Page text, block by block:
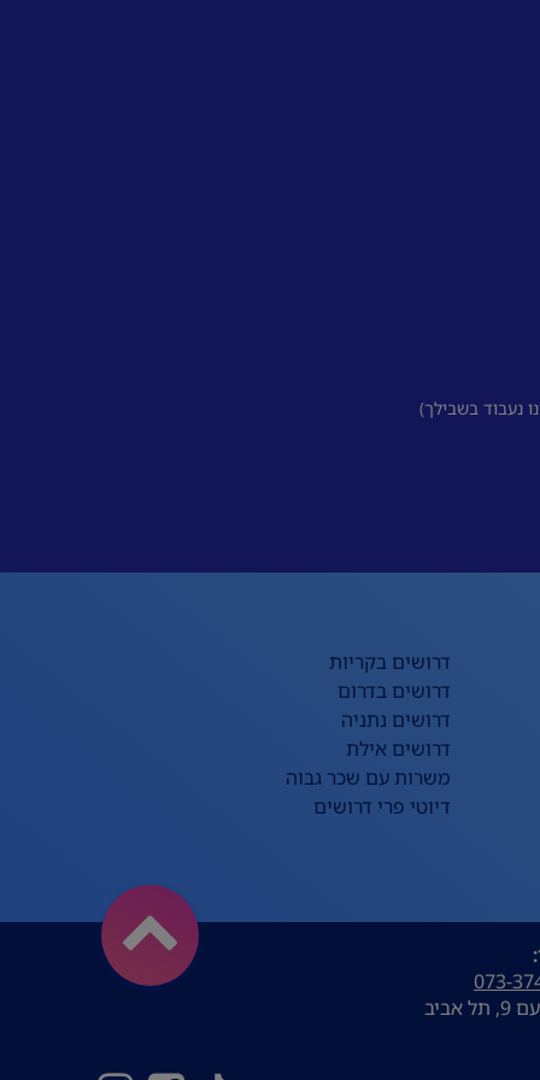
נעבוד בשבילך)
דרושים בקריות
דרושים בדרום
דרושים נתניה
דרושים אילת
משרות עם שכר גבוה
דיוטי פרי דרושים
073-